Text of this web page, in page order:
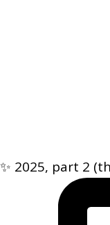
✨ 2025, part 2